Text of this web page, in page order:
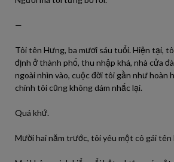
—
Tôi tên Hưng, ba mươi sáu tuổi. Hiện tại,
định ở thành phố, thu nhập khá, nhà cửa
ngoài nhìn vào, cuộc đời tôi gần như hoàn
chính tôi cũng không dám nhắc lại.
Quá khứ.
Mười hai năm trước, tôi yêu một cô gái tên